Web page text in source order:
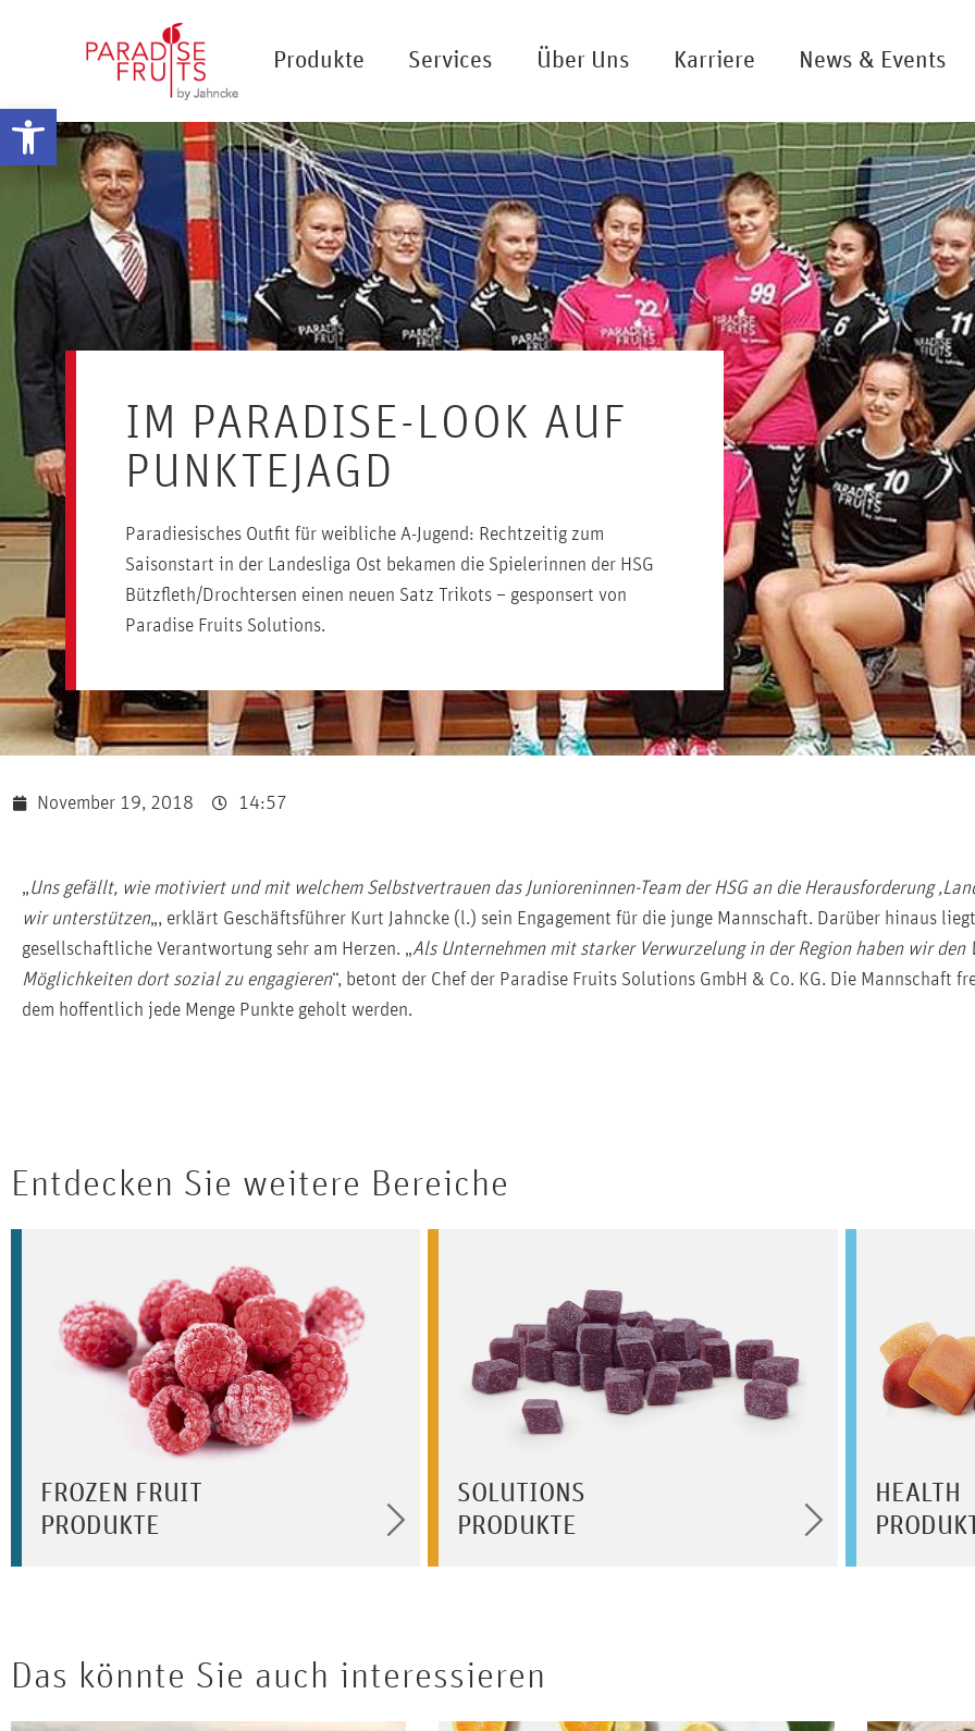
Werkzeugleiste öffnen
Produkte Services Über Uns Karriere News & Events
IM PARADISE-LOOK AUF
PUNKTEJAGD
Paradiesisches Outfit für weibliche A-Jugend: Rechtzeitig zum
Saisonstart in der Landesliga Ost bekamen die Spielerinnen der HSG
Bützfleth/Drochtersen einen neuen Satz Trikots – gesponsert von
Paradise Fruits Solutions.
November 19, 2018 14:57
„Uns gefällt, wie motiviert und mit welchem Selbstvertrauen das Junioreninnen-Team der HSG an die Herausforderung
wir unterstützen„, erklärt Geschäftsführer Kurt Jahncke (l.) sein Engagement für die junge Mannschaft. Darüber hinaus
gesellschaftliche Verantwortung sehr am Herzen. „Als Unternehmen mit starker Verwurzelung in der Region haben wir den
Möglichkeiten dort sozial zu engagieren“, betont der Chef der Paradise Fruits Solutions GmbH & Co. KG. Die Mannschaft
dem hoffentlich jede Menge Punkte geholt werden.
Entdecken Sie weitere Bereiche
FROZEN FRUIT
PRODUKTE
SOLUTIONS
PRODUKTE
HEALTH
Das könnte Sie auch interessieren